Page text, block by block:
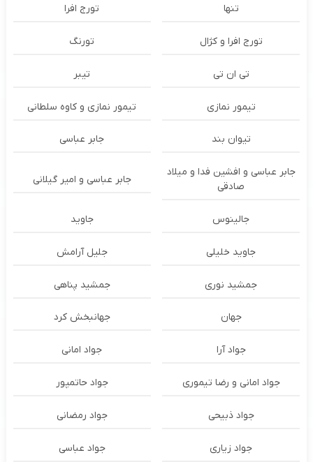
تنها تورج افرا
تورج افرا و کژال تورنگ
تی ان تی تیبر
تیمور نمازی تیمور نمازی و کاوه سلطانی
تیوان بند جابر عباسی
جابر عباسی و افشین فدا و میلاد
صادقی
جابر عباسی و امیر گیلانی
جالینوس جاوید
جاوید خلیلی جلیل آرامش
جمشید نوری جمشید پناهی
جهان جهانبخش کرد
جواد آرا جواد امانی
جواد امانی و رضا تیموری جواد حاتمپور
جواد ذبیحی جواد رمضانی
جواد زیاری جواد عباسی